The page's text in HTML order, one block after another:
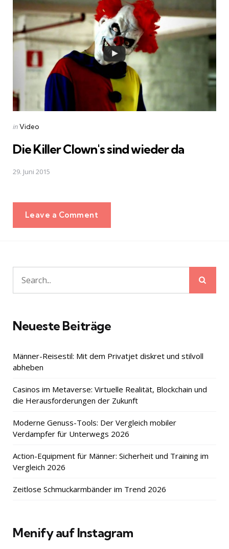
Posted
inVideo
Die Killer Clown's sind wieder da
29. Juni 2015
Leave a Comment
Search
for:
Neueste Beiträge
Männer-Reisestil: Mit dem Privatjet diskret und stilvoll
abheben
Casinos im Metaverse: Virtuelle Realität, Blockchain und
die Herausforderungen der Zukunft
Moderne Genuss-Tools: Der Vergleich mobiler
Verdampfer für Unterwegs 2026
Action-Equipment für Männer: Sicherheit und Training im
Vergleich 2026
Zeitlose Schmuckarmbänder im Trend 2026
Menify auf Instagram